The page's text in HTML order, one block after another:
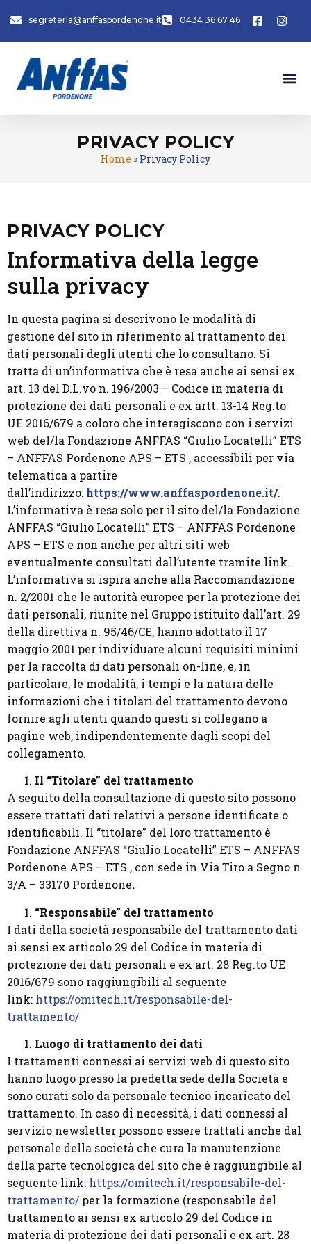
segreteria@anffaspordenone.it 0434 36 67 46
PRIVACY POLICY
Home » Privacy Policy
PRIVACY POLICY
Informativa della legge
sulla privacy
In questa pagina si descrivono le modalità di
gestione del sito in riferimento al trattamento dei
dati personali degli utenti che lo consultano. Si
tratta di un’informativa che è resa anche ai sensi ex
art. 13 del D.L.vo n. 196/2003 – Codice in materia di
protezione dei dati personali e ex artt. 13-14 Reg.to
UE 2016/679 a coloro che interagiscono con i servizi
web del/la Fondazione ANFFAS “Giulio Locatelli” ETS
– ANFFAS Pordenone APS – ETS , accessibili per via
telematica a partire
dall’indirizzo: https://www.anffaspordenone.it/.
L’informativa è resa solo per il sito del/la Fondazione
ANFFAS “Giulio Locatelli” ETS – ANFFAS Pordenone
APS – ETS e non anche per altri siti web
eventualmente consultati dall’utente tramite link.
L’informativa si ispira anche alla Raccomandazione
n. 2/2001 che le autorità europee per la protezione dei
dati personali, riunite nel Gruppo istituito dall’art. 29
della direttiva n. 95/46/CE, hanno adottato il 17
maggio 2001 per individuare alcuni requisiti minimi
per la raccolta di dati personali on-line, e, in
particolare, le modalità, i tempi e la natura delle
informazioni che i titolari del trattamento devono
fornire agli utenti quando questi si collegano a
pagine web, indipendentemente dagli scopi del
collegamento.
Il “Titolare” del trattamento
A seguito della consultazione di questo sito possono
essere trattati dati relativi a persone identificate o
identificabili. Il “titolare” del loro trattamento è
Fondazione ANFFAS “Giulio Locatelli” ETS – ANFFAS
Pordenone APS – ETS , con sede in Via Tiro a Segno n.
3/A – 33170 Pordenone.
“Responsabile” del trattamento
I dati della società responsabile del trattamento dati
ai sensi ex articolo 29 del Codice in materia di
protezione dei dati personali e ex art. 28 Reg.to UE
2016/679 sono raggiungibili al seguente
link: https://omitech.it/responsabile-del-
trattamento/
Luogo di trattamento dei dati
I trattamenti connessi ai servizi web di questo sito
hanno luogo presso la predetta sede della Società e
sono curati solo da personale tecnico incaricato del
trattamento. In caso di necessità, i dati connessi al
servizio newsletter possono essere trattati anche dal
personale della società che cura la manutenzione
della parte tecnologica del sito che è raggiungibile al
seguente link: https://omitech.it/responsabile-del-
trattamento/ per la formazione (responsabile del
trattamento ai sensi ex articolo 29 del Codice in
materia di protezione dei dati personali e ex art. 28